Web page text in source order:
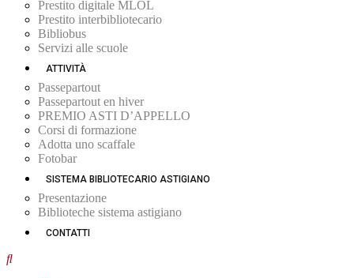
Prestito digitale MLOL
Prestito interbibliotecario
Bibliobus
Servizi alle scuole
ATTIVITÀ
Passepartout
Passepartout en hiver
PREMIO ASTI D’APPELLO
Corsi di formazione
Adotta uno scaffale
Fotobar
SISTEMA BIBLIOTECARIO ASTIGIANO
Presentazione
Biblioteche sistema astigiano
CONTATTI